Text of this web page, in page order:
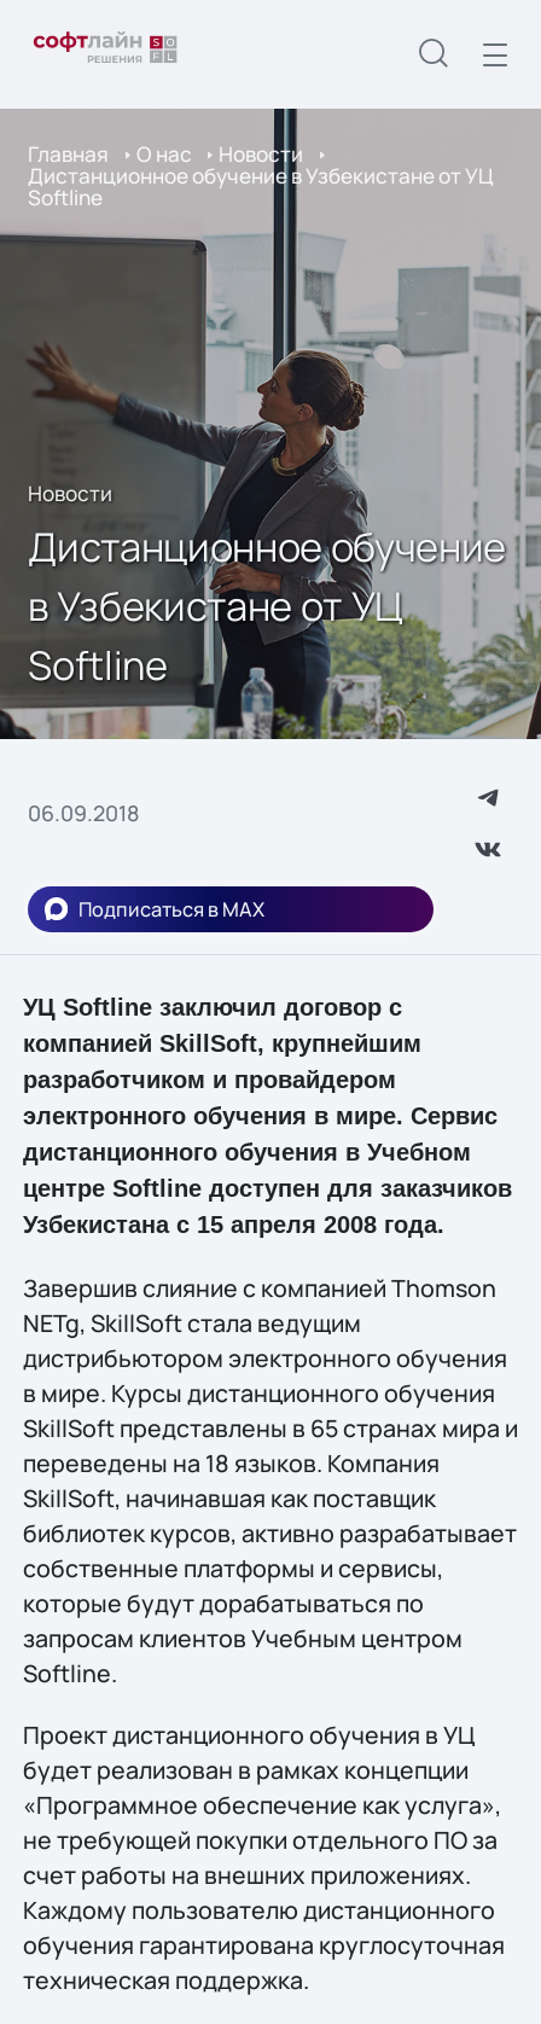
Главная О нас Новости
Дистанционное обучение в Узбекистане от УЦ
Softline
Новости
Дистанционное обучение
в Узбекистане от УЦ
Softline
06.09.2018
Подписаться в MAX
УЦ Softline заключил договор с
компанией SkillSoft, крупнейшим
разработчиком и провайдером
электронного обучения в мире. Сервис
дистанционного обучения в Учебном
центре Softline доступен для заказчиков
Узбекистана с 15 апреля 2008 года.
Завершив слияние с компанией Thomson
NETg, SkillSoft стала ведущим
дистрибьютором электронного обучения
в мире. Курсы дистанционного обучения
SkillSoft представлены в 65 странах мира и
переведены на 18 языков. Компания
SkillSoft, начинавшая как поставщик
библиотек курсов, активно разрабатывает
собственные платформы и сервисы,
которые будут дорабатываться по
запросам клиентов Учебным центром
Softline.
Проект дистанционного обучения в УЦ
будет реализован в рамках концепции
«Программное обеспечение как услуга»,
не требующей покупки отдельного ПО за
счет работы на внешних приложениях.
Каждому пользователю дистанционного
обучения гарантирована круглосуточная
техническая поддержка.